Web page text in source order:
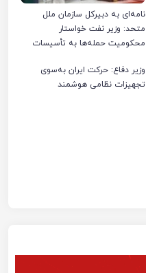
نامه‌ای به دبیرکل سازمان ملل
متحد: وزیر نفت خواستار
محکومیت حمله‌ها به تأسیسات
وزیر دفاع: حرکت ایران به‌سوی
تجهیزات نظامی هوشمند